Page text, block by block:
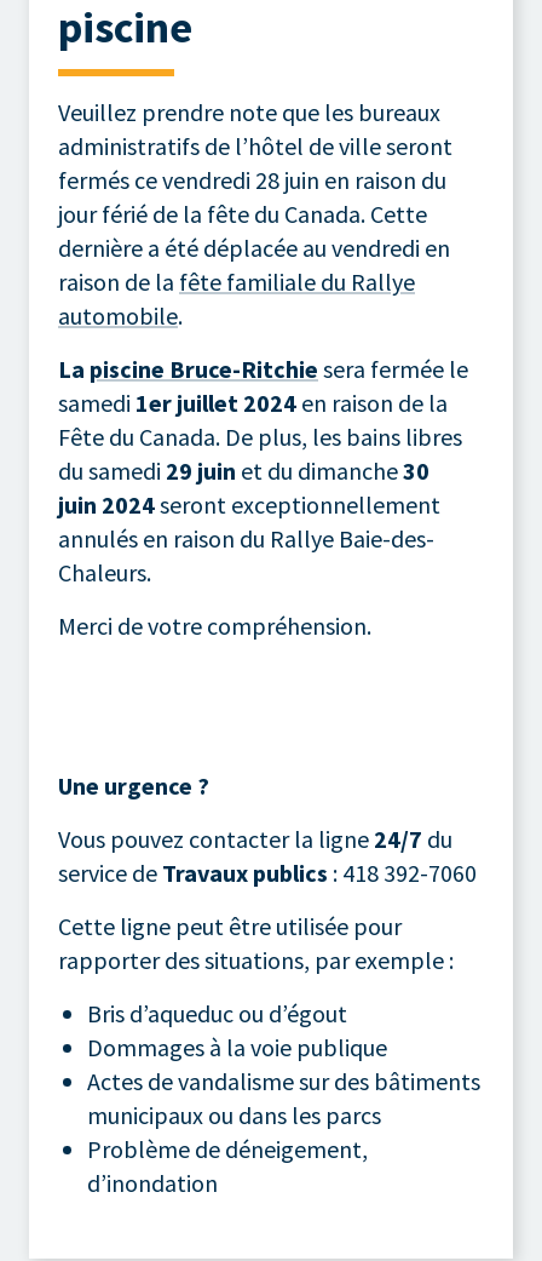
piscine
Veuillez prendre note que les bureaux
administratifs de l’hôtel de ville seront
fermés ce vendredi 28 juin en raison du
jour férié de la fête du Canada. Cette
dernière a été déplacée au vendredi en
raison de la fête familiale du Rallye
automobile.
La piscine Bruce-Ritchie sera fermée le
samedi 1er juillet 2024 en raison de la
Fête du Canada. De plus, les bains libres
du samedi 29 juin et du dimanche30
juin 2024seront exceptionnellement
annulés en raison du Rallye Baie-des-
Chaleurs.
Merci de votre compréhension.
Une urgence ?
Vous pouvez contacter la ligne 24/7 du
service de Travaux publics : 418 392-7060
Cette ligne peut être utilisée pour
rapporter des situations, par exemple :
Bris d’aqueduc ou d’égout
Dommages à la voie publique
Actes de vandalisme sur des bâtiments
municipaux ou dans les parcs
Problème de déneigement,
d’inondation